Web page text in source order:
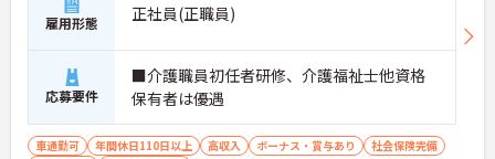
雇用形態 正社員(正職員)
応募要件
■介護職員初任者研修、介護福祉士他資格
保有者は優遇
車通勤可 年間休日110日以上 高収入 ボーナス・賞与あり
社会保険完備